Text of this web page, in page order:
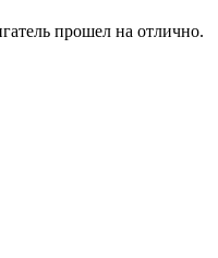
прошел на отлично.